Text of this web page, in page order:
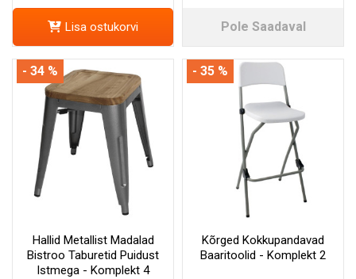
Lisa ostukorvi Pole Saadaval
Hallid Metallist Madalad
Bistroo Taburetid Puidust
Istmega - Komplekt 4
- 34 %
Kõrged Kokkupandavad
Baaritoolid - Komplekt 2
- 35 %